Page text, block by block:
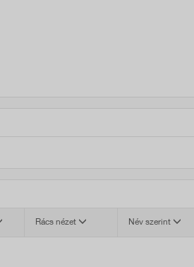
Név szerint
Rács nézet